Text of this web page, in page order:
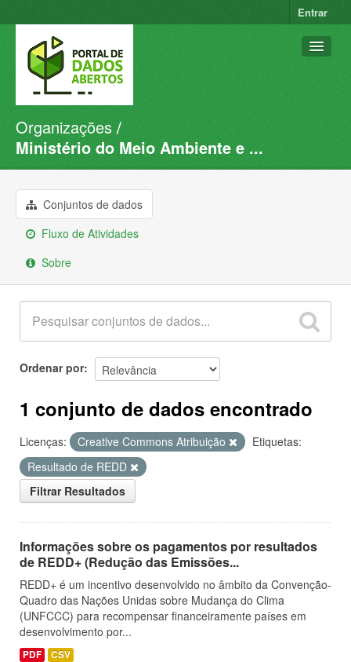
Entrar
Conjuntos de dados
Organizações
Sobre
Organizações
Ministério do Meio Ambiente e ...
Conjuntos de dados
Fluxo de Atividades
Sobre
Ordenar por
1 conjunto de dados encontrado
Licenças: Creative Commons Atribuição
Etiquetas:
Resultado de REDD
Filtrar Resultados
Informações sobre os pagamentos por resultados
de REDD+ (Redução das Emissões...
REDD+ é um incentivo desenvolvido no âmbito da Convenção-
Quadro das Nações Unidas sobre Mudança do Clima
(UNFCCC) para recompensar financeiramente países em
desenvolvimento por...
PDF CSV